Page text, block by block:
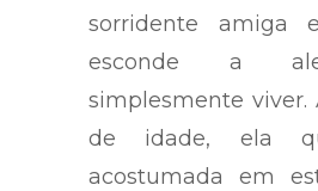
sorridente amiga
esconde a
simplesmente viver.
de idade, ela
acostumada em